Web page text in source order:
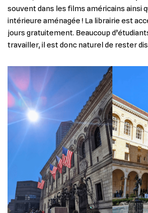
souvent dans les films américains ainsi
intérieure aménagée ! La librairie est
jours gratuitement. Beaucoup
travailler, il est donc naturel de rester